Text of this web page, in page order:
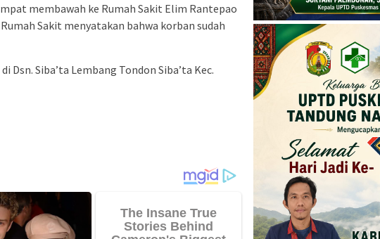
membawah ke Rumah Sakit Elim Rantepao
Sakit menyatakan bahwa korban sudah
Dsn. Siba’ta Lembang Tondon Siba’ta Kec.